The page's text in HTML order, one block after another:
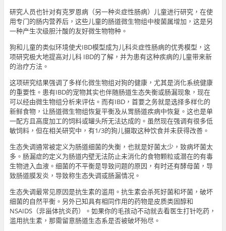
研究人员也针对有克罗恩病（另一种炎症性肠病）儿童进行研究，在使
用专门的肠内营养后，这些儿童的肠道微生物组中梭菌属增加，这是另
一种产生次级胆汁酸的友好微生物物种。
狗和儿童的类似环境使犬IBD模型成为儿科炎症性肠病的优秀模型，这
项研究极大地提高对儿科 IBD的了解，并为患有这种疾病的儿童带来新
的治疗方法。
这项研究结果强调了多样化微生物组对狗的健康，尤其是消化系统健康
的重要性。患有IBD的宠物其实也伴随肠道生态失衡或肠漏现象，现在
可以经由微生物组分析来评估。而有IBD，首要之务就是选择多样化的
新鲜食物，让肠道微生物组恢复平衡及从胃肠道疾病中恢复。这也是单
一配方且高度加工的饲料或罐头所无法达成的。虽然现在强调有很多低
敏饲料，但在相关研究中，有1/3的狗儿摄取这种饮食并未获得改善。
生态失调通常被定义为肠道细菌的失衡，也就是好菌太少，致病坏菌太
多。肠漏症的定义为肠道内壁无法防止未消化的食物颗粒或潜在的有毒
生物进入血液。细菌的不平衡是导致问题的原因，有时还有酵母菌，导
致肠道膜发炎，导致称生态失调或肠漏情况。
生态失调最常见原因是抗生素的滥用。抗生素会杀死好菌和坏菌，破坏
细菌的自然平衡。另外已知具有相同作用的药物是皮质类固醇和
NSAIDS（非甾体抗炎药）。如果你的毛孩动不动就去看医生打针吃药，
滥用抗生素，那需留意肠道生态系是否被破坏殆尽。